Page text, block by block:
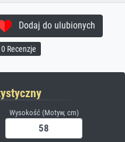
Dodaj do ulubionych
0 Recenzje
Wysokość (Motyw, cm)